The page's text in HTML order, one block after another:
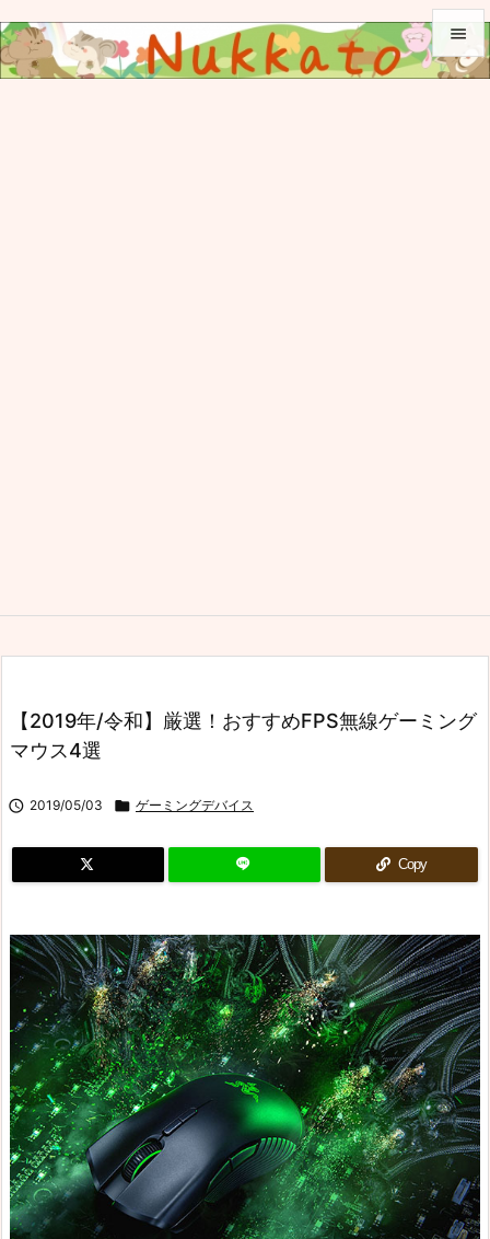


【2019年/令和】厳選！おすすめFPS無線ゲーミング
マウス4選
 2019/05/03  ゲーミングデバイス
Copy